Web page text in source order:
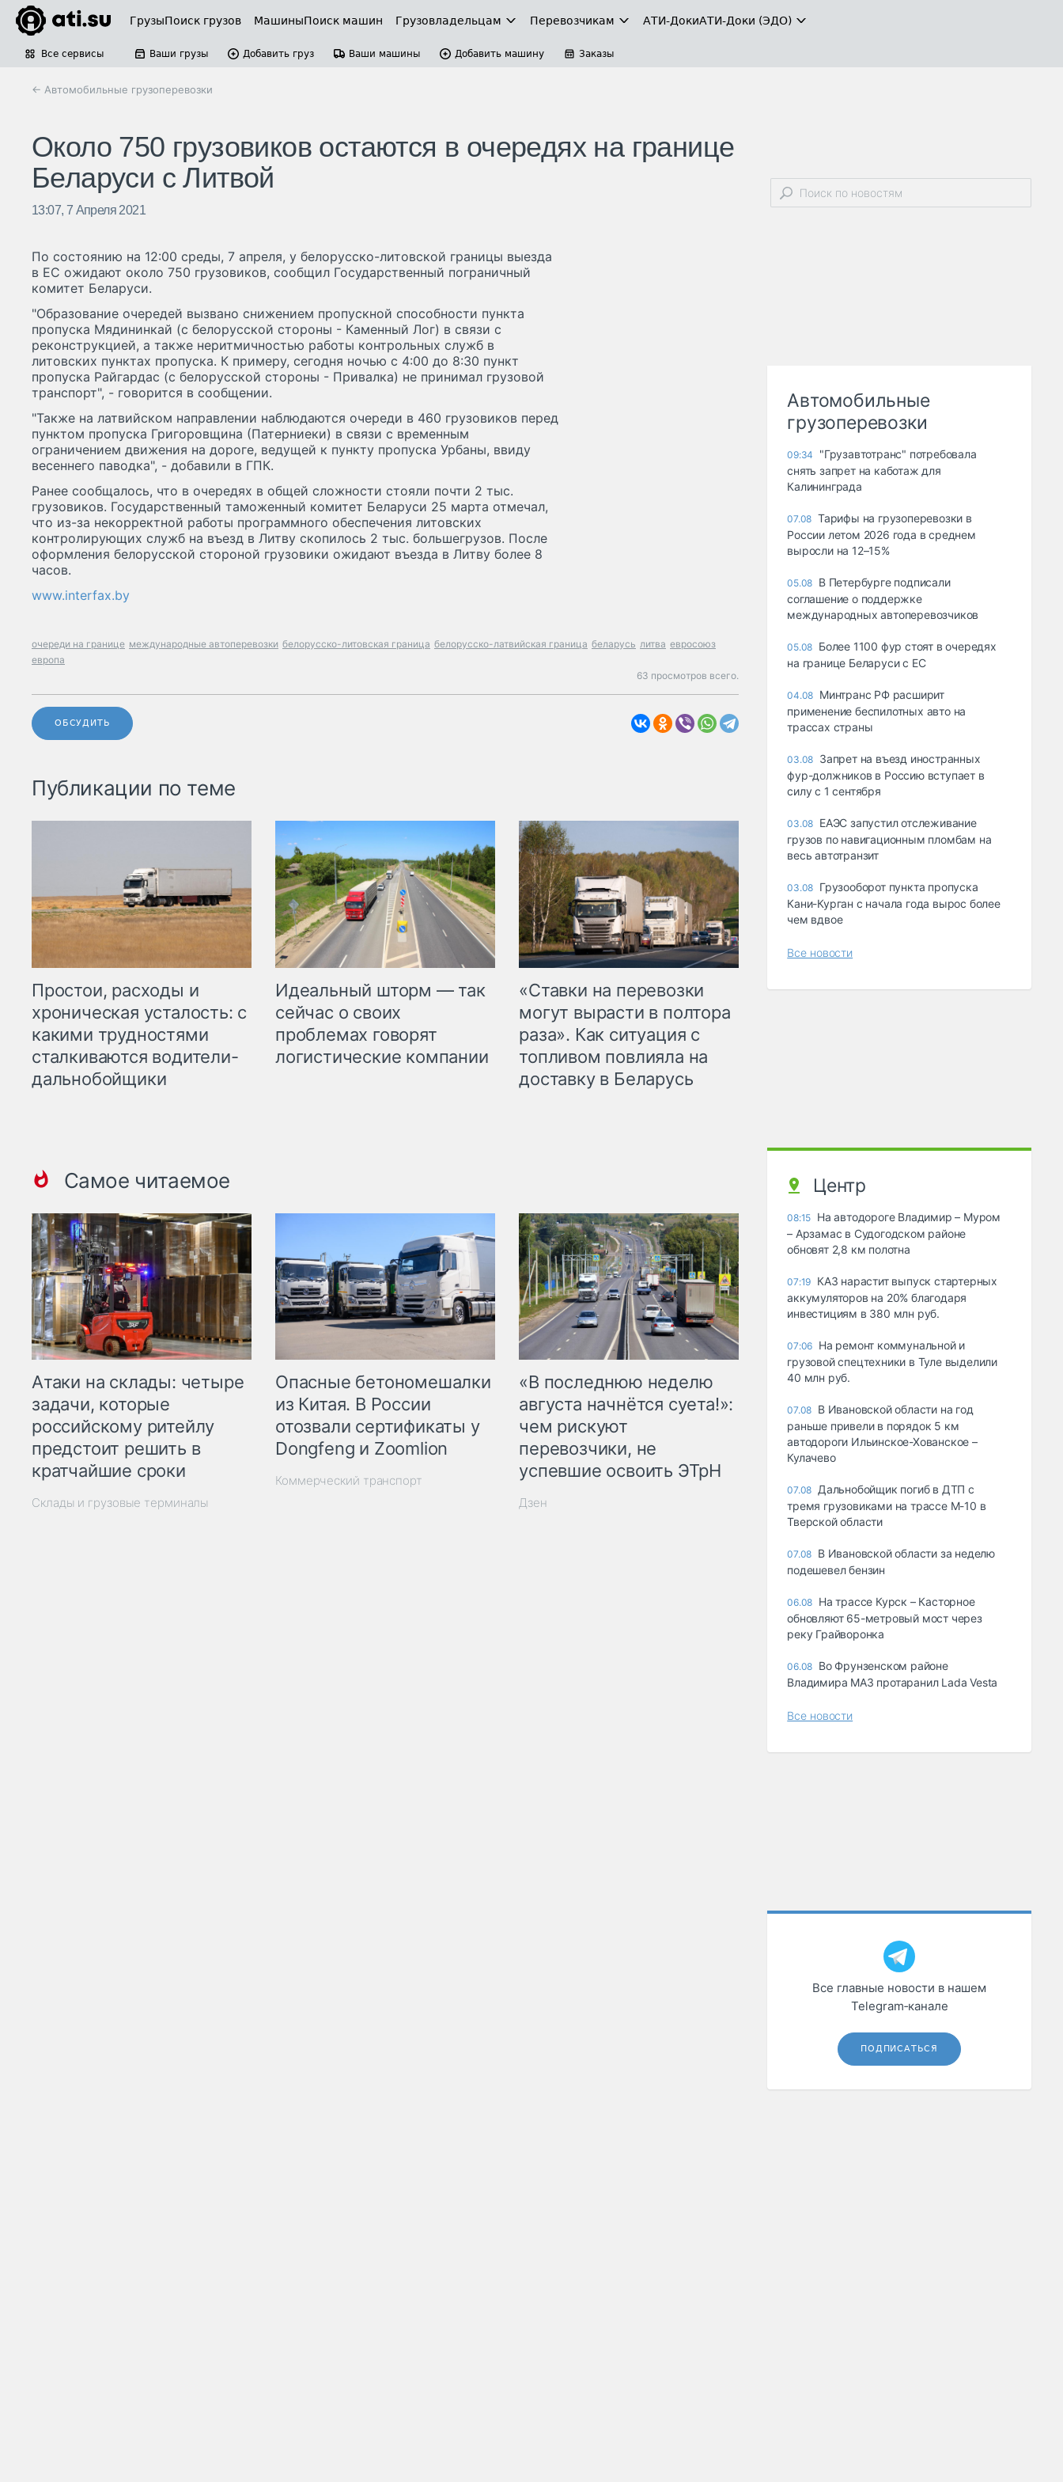
ГрузыПоиск грузов МашиныПоиск машин Грузовладельцам Перевозчикам АТИ-ДокиАТИ-Доки (ЭДО)
Все сервисы Ваши грузы Добавить груз Ваши машины Добавить машину Заказы
← Автомобильные грузоперевозки
Около 750 грузовиков остаются в очередях на границе
Беларуси с Литвой
13:07, 7 Апреля 2021
По состоянию на 12:00 среды, 7 апреля, у белорусско-литовской границы выезда
в ЕС ожидают около 750 грузовиков, сообщил Государственный пограничный
комитет Беларуси.
"Образование очередей вызвано снижением пропускной способности пункта
пропуска Мядининкай (с белорусской стороны - Каменный Лог) в связи с
реконструкцией, а также неритмичностью работы контрольных служб в
литовских пунктах пропуска. К примеру, сегодня ночью с 4:00 до 8:30 пункт
пропуска Райгардас (с белорусской стороны - Привалка) не принимал грузовой
транспорт", - говорится в сообщении.
"Также на латвийском направлении наблюдаются очереди в 460 грузовиков перед
пунктом пропуска Григоровщина (Патерниеки) в связи с временным
ограничением движения на дороге, ведущей к пункту пропуска Урбаны, ввиду
весеннего паводка", - добавили в ГПК.
Ранее сообщалось, что в очередях в общей сложности стояли почти 2 тыс.
грузовиков. Государственный таможенный комитет Беларуси 25 марта отмечал,
что из-за некорректной работы программного обеспечения литовских
контролирующих служб на въезд в Литву скопилось 2 тыс. большегрузов. После
оформления белорусской стороной грузовики ожидают въезда в Литву более 8
часов.
www.interfax.by
очереди на границе международные автоперевозки белорусско-литовская граница белорусско-латвийская граница беларусь литва евросоюз
европа
63 просмотров всего.
ОБСУДИТЬ
Публикации по теме
Простои, расходы и
хроническая усталость: с
какими трудностями
сталкиваются водители-
дальнобойщики
Идеальный шторм — так
сейчас о своих
проблемах говорят
логистические компании
«Ставки на перевозки
могут вырасти в полтора
раза». Как ситуация с
топливом повлияла на
доставку в Беларусь
Самое читаемое
Атаки на склады: четыре
задачи, которые
российскому ритейлу
предстоит решить в
кратчайшие сроки
Склады и грузовые терминалы
Опасные бетономешалки
из Китая. В России
отозвали сертификаты у
Dongfeng и Zoomlion
Коммерческий транспорт
«В последнюю неделю
августа начнётся суета!»:
чем рискуют
перевозчики, не
успевшие освоить ЭТрН
Дзен
Автомобильные
грузоперевозки
09:34
"Грузавтотранс" потребовала
снять запрет на каботаж для
Калининграда
07.08 Тарифы на грузоперевозки в
России летом 2026 года в среднем
выросли на 12–15%
05.08 В Петербурге подписали
соглашение о поддержке
международных автоперевозчиков
05.08 Более 1100 фур стоят в очередях
на границе Беларуси с ЕС
04.08 Минтранс РФ расширит
применение беспилотных авто на
трассах страны
03.08 Запрет на въезд иностранных
фур-должников в Россию вступает в
силу с 1 сентября
03.08 ЕАЭС запустил отслеживание
грузов по навигационным пломбам на
весь автотранзит
03.08 Грузооборот пункта пропуска
Кани-Курган с начала года вырос более
чем вдвое
Все новости
Центр
08:15 На автодороге Владимир – Муром
– Арзамас в Судогодском районе
обновят 2,8 км полотна
07:19 КАЗ нарастит выпуск стартерных
аккумуляторов на 20% благодаря
инвестициям в 380 млн руб.
07:06 На ремонт коммунальной и
грузовой спецтехники в Туле выделили
40 млн руб.
07.08 В Ивановской области на год
раньше привели в порядок 5 км
автодороги Ильинское-Хованское –
Кулачево
07.08 Дальнобойщик погиб в ДТП с
тремя грузовиками на трассе М-10 в
Тверской области
07.08 В Ивановской области за неделю
подешевел бензин
06.08 На трассе Курск – Касторное
обновляют 65-метровый мост через
реку Грайворонка
06.08 Во Фрунзенском районе
Владимира МАЗ протаранил Lada Vesta
Все новости
Все главные новости в нашем
Telegram‑канале
ПОДПИСАТЬСЯ